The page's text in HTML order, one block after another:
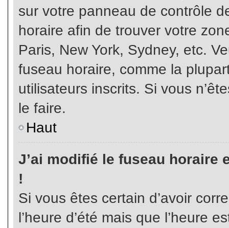
sur votre panneau de contrôle
horaire afin de trouver votre
Paris, New York, Sydney, etc.
fuseau horaire, comme la
utilisateurs inscrits. Si vous
le faire.
Haut
J’ai modifié le fuseau horaire
!
Si vous êtes certain d’avoir
l’heure d’été mais que l’heure